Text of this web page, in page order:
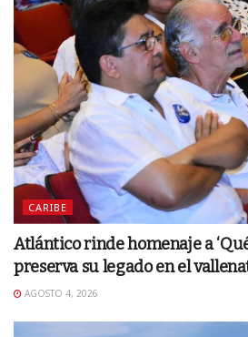
CARIBE
Atlántico rinde homenaje a
preserva su legado en el
AGOSTO 4, 2026